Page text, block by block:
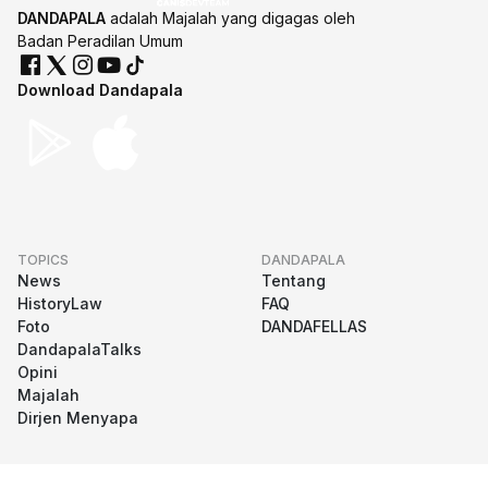
DANDAPALA adalah Majalah yang digagas oleh
Badan Peradilan Umum
Download Dandapala
TOPICS
News
HistoryLaw
Foto
DandapalaTalks
Opini
Majalah
Dirjen Menyapa
DANDAPALA
Tentang
FAQ
DANDAFELLAS